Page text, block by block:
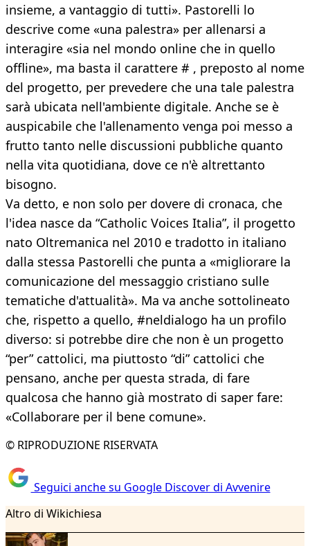
insieme, a vantaggio di tutti». Pastorelli lo
descrive come «una palestra» per allenarsi a
interagire «sia nel mondo online che in quello
offline», ma basta il carattere # , preposto al nome
del progetto, per prevedere che una tale palestra
sarà ubicata nell'ambiente digitale. Anche se è
auspicabile che l'allenamento venga poi messo a
frutto tanto nelle discussioni pubbliche quanto
nella vita quotidiana, dove ce n'è altrettanto
bisogno.
Va detto, e non solo per dovere di cronaca, che
l'idea nasce da “Catholic Voices Italia”, il progetto
nato Oltremanica nel 2010 e tradotto in italiano
dalla stessa Pastorelli che punta a «migliorare la
comunicazione del messaggio cristiano sulle
tematiche d'attualità». Ma va anche sottolineato
che, rispetto a quello, #neldialogo ha un profilo
diverso: si potrebbe dire che non è un progetto
“per” cattolici, ma piuttosto “di” cattolici che
pensano, anche per questa strada, di fare
qualcosa che hanno già mostrato di saper fare:
«Collaborare per il bene comune».
© RIPRODUZIONE RISERVATA
Seguici anche su Google Discover di Avvenire
Altro di Wikichiesa